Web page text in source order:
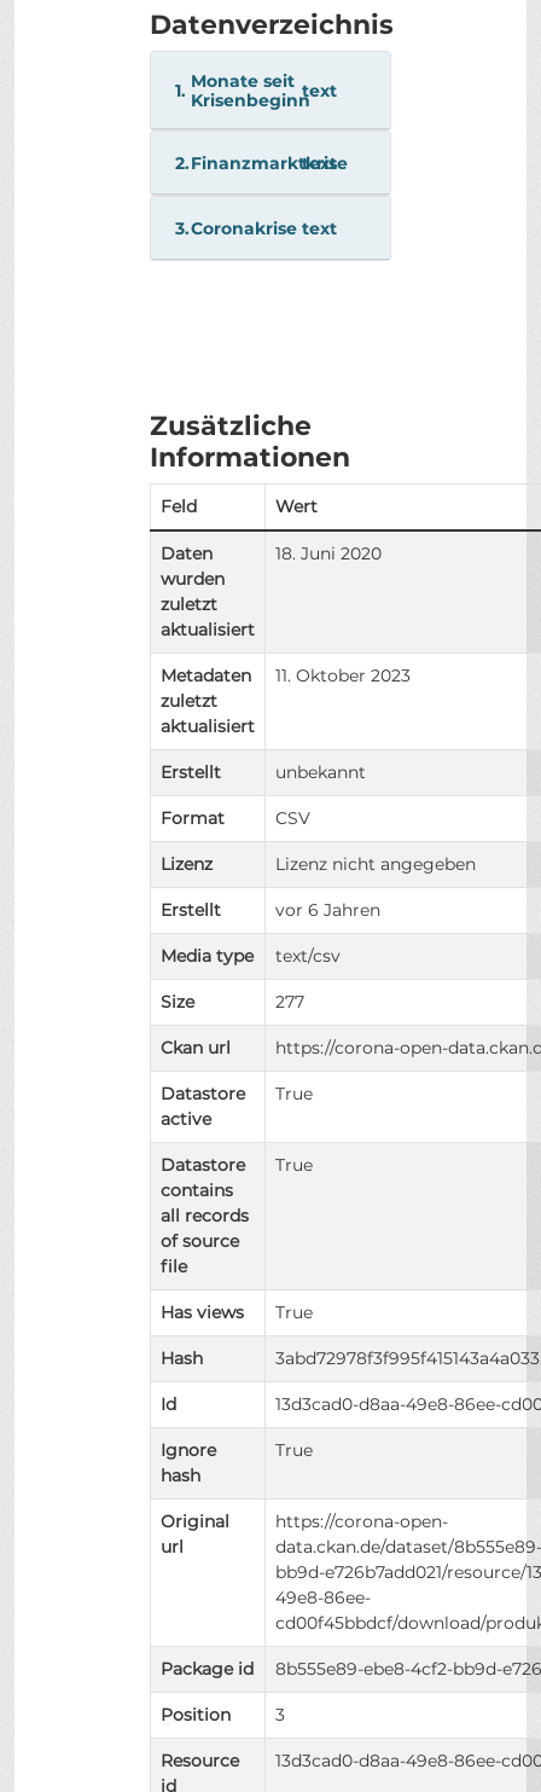
Datenverzeichnis
1. Monate seit
Krisenbeginntext
2.Finanzmarktkrise
text
3.Coronakrise text
Zusätzliche
Informationen
Feld Wert
Daten
wurden
zuletzt
aktualisiert
18. Juni 2020
Metadaten
zuletzt
aktualisiert
11. Oktober 2023
Erstellt unbekannt
Format CSV
Lizenz Lizenz nicht angegeben
Erstellt vor 6 Jahren
Media type text/csv
Size 277
Ckan url https://corona-open-
Datastore
active
True
Datastore
contains
all records
of source
file
True
Has views True
Hash
Id 13d3cad0-d8aa-49e8-86ee-
Ignore
hash
True
Original
url
https://corona-open-
data.ckan.de/dataset/
bb9d-e726b7add021/resource/
49e8-86ee-
cd00f45bbdcf/download/
Package id 8b555e89-ebe8-4cf2-bb9d-
Position 3
Resource
id
13d3cad0-d8aa-49e8-86ee-